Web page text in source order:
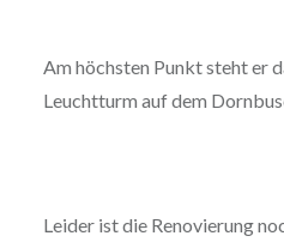
Am höchsten Punkt steht er
Leuchtturm auf dem
Leider ist die Renovierung